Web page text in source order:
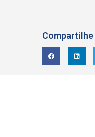
Compartilhe